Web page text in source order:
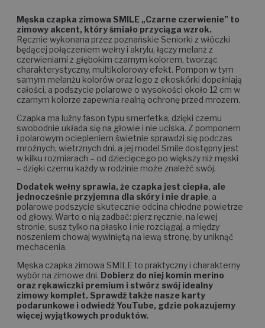
Męska czapka zimowa SMILE „Czarne czerwienie” to
zimowy akcent, który śmiało przyciąga wzrok.
Ręcznie wykonana przez poznańskie Seniorki z włóczki
będącej połączeniem wełny i akrylu, łączy melanż z
czerwieniami z głębokim czarnym kolorem, tworząc
charakterystyczny, multikolorowy efekt. Pompon w tym
samym melanżu kolorów oraz logo z ekoskórki dopełniają
całości, a podszycie polarowe o wysokości około 12 cm w
czarnym kolorze zapewnia realną ochronę przed mrozem.
Czapka ma luźny fason typu smerfetka, dzięki czemu
swobodnie układa się na głowie i nie uciska. Z pomponem
i polarowym ociepleniem świetnie sprawdzi się podczas
mroźnych, wietrznych dni, a jej model Smile dostępny jest
w kilku rozmiarach – od dziecięcego po większy niż męski
– dzięki czemu każdy w rodzinie może znaleźć swój.
Dodatek wełny sprawia, że czapka jest ciepła, ale
jednocześnie przyjemna dla skóry i nie drapie, a
polarowe podszycie skutecznie odcina chłodne powietrze
od głowy. Warto o nią zadbać: pierz ręcznie, na lewej
stronie, susz tylko na płasko i nie rozciągaj, a między
noszeniem chowaj wywiniętą na lewą stronę, by uniknąć
mechacenia.
Męska czapka zimowa SMILE to praktyczny i charakterny
wybór na zimowe dni. Dobierz do niej komin merino
oraz rękawiczki premium i stwórz swój idealny
zimowy komplet. Sprawdź także nasze karty
podarunkowe i odwiedź YouTube, gdzie pokazujemy
więcej wyjątkowych produktów.